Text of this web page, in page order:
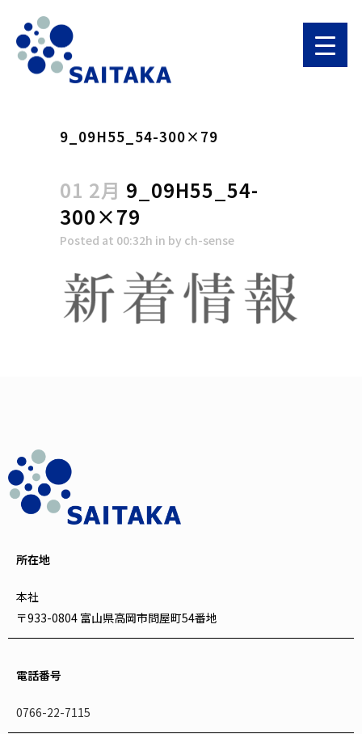
9_09H55_54-300×79
01 2月 9_09H55_54-
300×79
Posted at 00:32h in by ch-sense
所在地
本社
〒933-0804 富山県高岡市問屋町54番地
電話番号
0766-22-7115